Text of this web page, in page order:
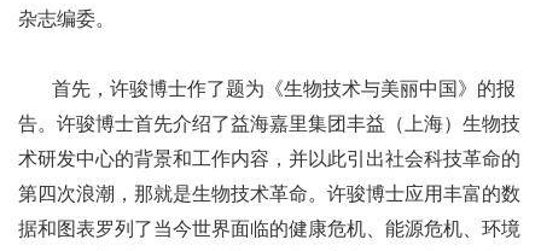
杂志编委。
首先，许骏博士作了题为《生物技术与美丽中国》的报
告。许骏博士首先介绍了益海嘉里集团丰益（上海）生物技
术研发中心的背景和工作内容，并以此引出社会科技革命的
第四次浪潮，那就是生物技术革命。许骏博士应用丰富的数
据和图表罗列了当今世界面临的健康危机、能源危机、环境